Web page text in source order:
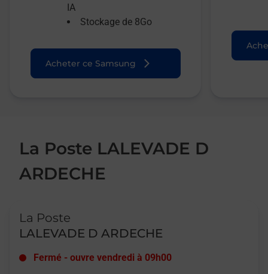
IA
Stockage de 8Go
Acheter ce Samsung
La Poste LALEVADE D
ARDECHE
La Poste
LALEVADE D ARDECHE
Fermé - ouvre vendredi à 09h00